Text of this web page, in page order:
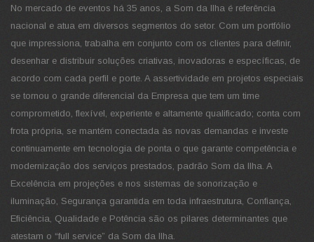
No mercado de eventos há 35 anos, a Som da Ilha é referência
nacional e atua em diversos segmentos do setor. Com um portfólio
que impressiona, trabalha em conjunto com os clientes para definir,
desenhar e distribuir soluções criativas, inovadoras e específicas, de
acordo com cada perfil e porte. A assertividade em projetos especiais
se tornou o grande diferencial da Empresa que tem um time
comprometido, flexível, experiente e altamente qualificado; conta com
frota própria, se mantém conectada às novas demandas e investe
continuamente em tecnologia de ponta o que garante competência e
modernização dos serviços prestados, padrão Som da Ilha. A
Excelência em projeções e nos sistemas de sonorização e
iluminação, Segurança garantida em toda infraestrutura, Confiança,
Eficiência, Qualidade e Potência são os pilares determinantes que
atestam o “full service” da Som da Ilha.